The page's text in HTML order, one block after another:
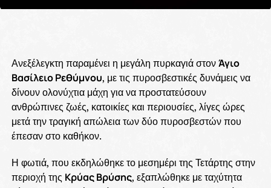
Ανεξέλεγκτη παραμένει η μεγάλη πυρκαγιά στονΆγιο
Βασίλειο Ρεθύμνου, με τις πυροσβεστικές δυνάμεις να
δίνουν ολονύχτια μάχη για να προστατεύσουν
ανθρώπινες ζωές, κατοικίες και περιουσίες, λίγες ώρες
μετά την τραγική απώλεια των δύο πυροσβεστών που
έπεσαν στο καθήκον.
Η φωτιά, που εκδηλώθηκε το μεσημέρι της Τετάρτης στην
περιοχή της Κρύας Βρύσης, εξαπλώθηκε με ταχύτητα